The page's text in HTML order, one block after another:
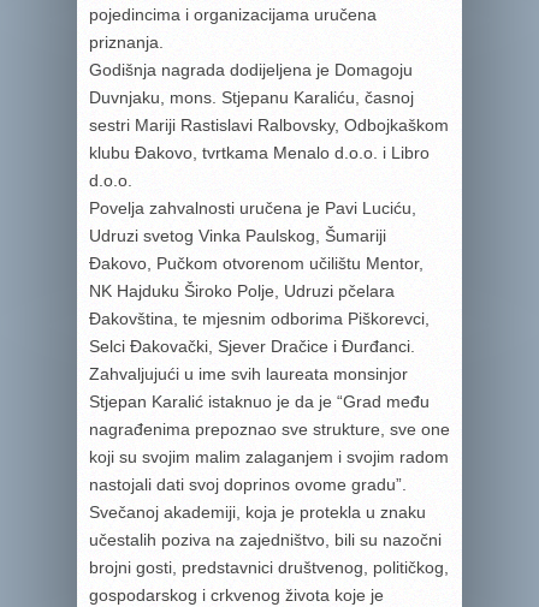
pojedincima i organizacijama uručena
priznanja.
Godišnja nagrada dodijeljena je Domagoju
Duvnjaku, mons. Stjepanu Karaliću, časnoj
sestri Mariji Rastislavi Ralbovsky, Odbojkaškom
klubu Đakovo, tvrtkama Menalo d.o.o. i Libro
d.o.o.
Povelja zahvalnosti uručena je Pavi Luciću,
Udruzi svetog Vinka Paulskog, Šumariji
Đakovo, Pučkom otvorenom učilištu Mentor,
NK Hajduku Široko Polje, Udruzi pčelara
Đakovština, te mjesnim odborima Piškorevci,
Selci Đakovački, Sjever Dračice i Đurđanci.
Zahvaljujući u ime svih laureata monsinjor
Stjepan Karalić istaknuo je da je “Grad među
nagrađenima prepoznao sve strukture, sve one
koji su svojim malim zalaganjem i svojim radom
nastojali dati svoj doprinos ovome gradu”.
Svečanoj akademiji, koja je protekla u znaku
učestalih poziva na zajedništvo, bili su nazočni
brojni gosti, predstavnici društvenog, političkog,
gospodarskog i crkvenog života koje je